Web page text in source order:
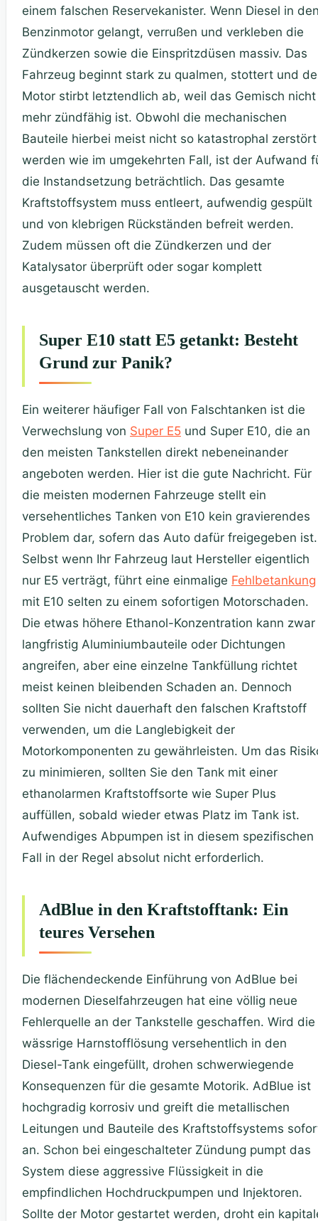
einem falschen Reservekanister. Wenn Diesel in
Benzinmotor gelangt, verrußen und verkleben die
Zündkerzen sowie die Einspritzdüsen massiv. Das
Fahrzeug beginnt stark zu qualmen, stottert und
Motor stirbt letztendlich ab, weil das Gemisch nicht
mehr zündfähig ist. Obwohl die mechanischen
Bauteile hierbei meist nicht so katastrophal zerstört
werden wie im umgekehrten Fall, ist der Aufwand
die Instandsetzung beträchtlich. Das gesamte
Kraftstoffsystem muss entleert, aufwendig gespült
und von klebrigen Rückständen befreit werden.
Zudem müssen oft die Zündkerzen und der
Katalysator überprüft oder sogar komplett
ausgetauscht werden.
Super E10 statt E5 getankt: Besteht
Grund zur Panik?
Ein weiterer häufiger Fall von Falschtanken ist die
Verwechslung von Super E5 und Super E10, die an
den meisten Tankstellen direkt nebeneinander
angeboten werden. Hier ist die gute Nachricht. Für
die meisten modernen Fahrzeuge stellt ein
versehentliches Tanken von E10 kein gravierendes
Problem dar, sofern das Auto dafür freigegeben ist.
Selbst wenn Ihr Fahrzeug laut Hersteller eigentlich
nur E5 verträgt, führt eine einmalige Fehlbetankung
mit E10 selten zu einem sofortigen Motorschaden.
Die etwas höhere Ethanol-Konzentration kann zwar
langfristig Aluminiumbauteile oder Dichtungen
angreifen, aber eine einzelne Tankfüllung richtet
meist keinen bleibenden Schaden an. Dennoch
sollten Sie nicht dauerhaft den falschen Kraftstoff
verwenden, um die Langlebigkeit der
Motorkomponenten zu gewährleisten. Um das
zu minimieren, sollten Sie den Tank mit einer
ethanolarmen Kraftstoffsorte wie Super Plus
auffüllen, sobald wieder etwas Platz im Tank ist.
Aufwendiges Abpumpen ist in diesem spezifischen
Fall in der Regel absolut nicht erforderlich.
AdBlue in den Kraftstofftank: Ein
teures Versehen
Die flächendeckende Einführung von AdBlue bei
modernen Dieselfahrzeugen hat eine völlig neue
Fehlerquelle an der Tankstelle geschaffen. Wird die
wässrige Harnstofflösung versehentlich in den
Diesel-Tank eingefüllt, drohen schwerwiegende
Konsequenzen für die gesamte Motorik. AdBlue ist
hochgradig korrosiv und greift die metallischen
Leitungen und Bauteile des Kraftstoffsystems
an. Schon bei eingeschalteter Zündung pumpt das
System diese aggressive Flüssigkeit in die
empfindlichen Hochdruckpumpen und Injektoren.
Sollte der Motor gestartet werden, droht ein